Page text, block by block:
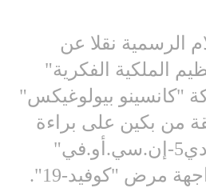
الرسمية نقلا عن
الملكية الفكرية"
"كانسينو بيولوغيكس"
من بكين على براءة
اختراع للقاح "إيه دي5-إن.سي.أو.في"
(Ad5-nCOV) لمواجهة مرض "كوفيد-19".